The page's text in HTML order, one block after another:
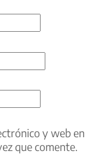
y web en
que comente.